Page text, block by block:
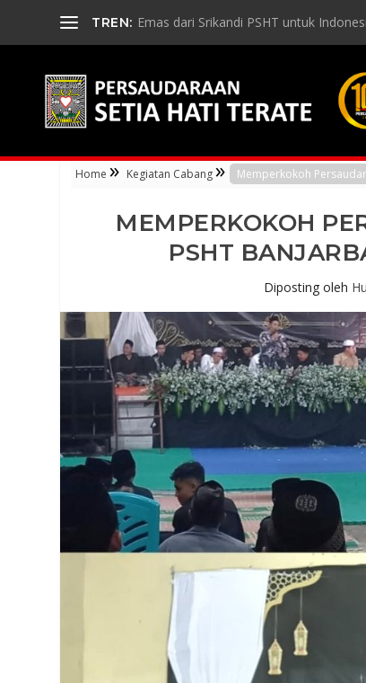
TREN: Emas dari Srikandi PSHT untuk
Home » Kegiatan Cabang» Memperkokoh
MEMPERKOKOH
PSHT
Diposting oleh